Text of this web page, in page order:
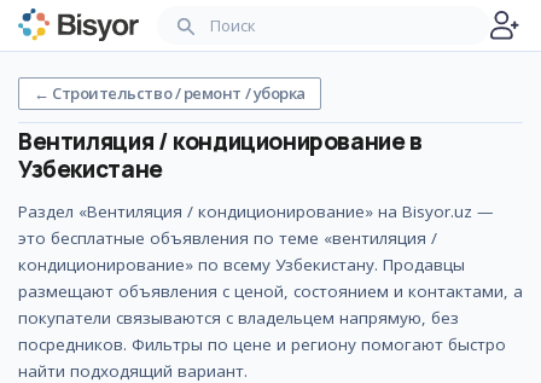
← Строительство / ремонт / уборка
Вентиляция / кондиционированиев
Узбекистане
Раздел «Вентиляция / кондиционирование» на Bisyor.uz —
это бесплатные объявления по теме «вентиляция /
кондиционирование» по всему Узбекистану. Продавцы
размещают объявления с ценой, состоянием и контактами, а
покупатели связываются с владельцем напрямую, без
посредников. Фильтры по цене и региону помогают быстро
найти подходящий вариант.